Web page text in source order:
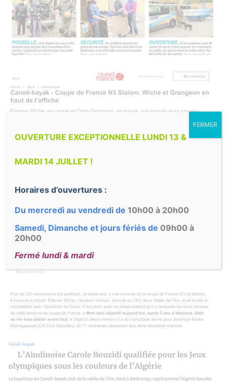
OUVERTURE EXCEPTIONNELLE LUNDI 13 &
MARDI 14 JUILLET !
Horaires d’ouvertures :
Du mercredi au vendredi de10h00 à 20h00
Samedi, Dimanche et jours fériés de 09h00 à
20h00
Fermé lundi & mardi
FERMER